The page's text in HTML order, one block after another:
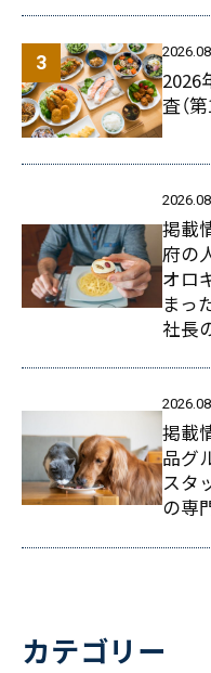
2026
査（
掲載
府の
オロ
まっ
社長
掲載
品グ
スタ
の専
カテゴリー